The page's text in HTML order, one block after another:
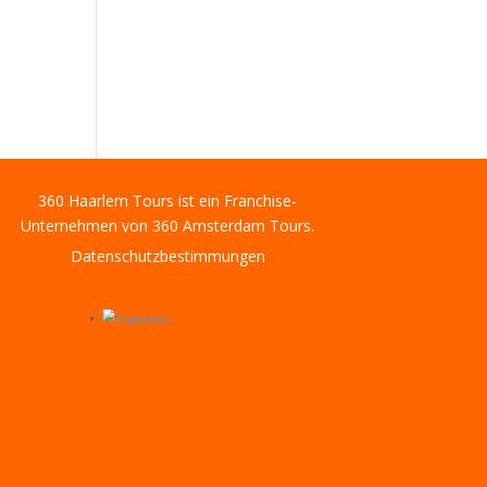
360 Haarlem Tours ist ein Franchise-
Unternehmen von 360 Amsterdam Tours.
Datenschutzbestimmungen